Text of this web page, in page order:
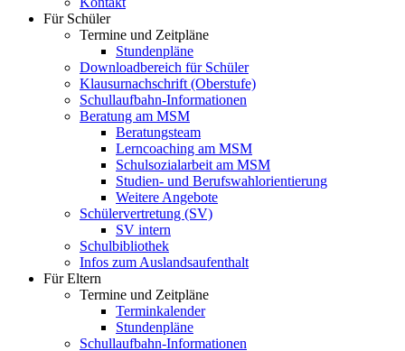
Für Schüler
Termine und Zeitpläne
Stundenpläne
Downloadbereich für Schüler
Klausurnachschrift (Oberstufe)
Schullaufbahn-Informationen
Beratung am MSM
Beratungsteam
Lerncoaching am MSM
Schulsozialarbeit am MSM
Studien- und Berufswahlorientierung
Weitere Angebote
Schülervertretung (SV)
SV intern
Schulbibliothek
Infos zum Auslandsaufenthalt
Für Eltern
Termine und Zeitpläne
Terminkalender
Stundenpläne
Schullaufbahn-Informationen